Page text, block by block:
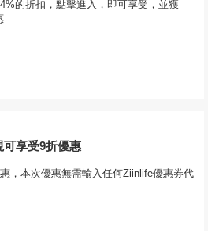
的折扣，點擊進入，即可享受，並獲
可享受9折優惠
，本次優惠無需輸入任何Ziinlife優惠券代